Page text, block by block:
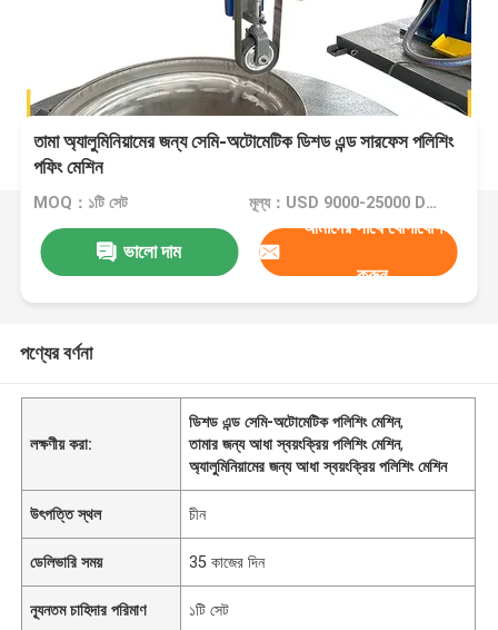
তামা অ্যালুমিনিয়ামের জন্য সেমি-অটোমেটিক ডিশড এন্ড সারফেস পলিশিং
পফিং মেশিন
MOQ：১টি সেট মূল্য：USD 9000-25000 Dollar per set
ভালো দাম
আমাদের সাথে যোগাযোগ
করুন
পণ্যের বর্ণনা
লক্ষণীয় করা:
ডিশড এন্ড সেমি-অটোমেটিক পলিশিং মেশিন,
তামার জন্য আধা স্বয়ংক্রিয় পলিশিং মেশিন,
অ্যালুমিনিয়ামের জন্য আধা স্বয়ংক্রিয় পলিশিং মেশিন
উৎপত্তি স্থল চীন
ডেলিভারি সময় 35 কাজের দিন
ন্যূনতম চাহিদার পরিমাণ ১টি সেট